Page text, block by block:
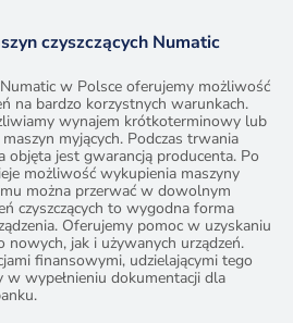
czyszczących Numatic
w Polsce oferujemy możliwość
na bardzo korzystnych warunkach.
wynajem krótkoterminowy lub
myjących. Podczas trwania
objęta jest gwarancją producenta. Po
możliwość wykupienia maszyny
można przerwać w dowolnym
czyszczących to wygodna forma
Oferujemy pomoc w uzyskaniu
nowych, jak i używanych urządzeń.
finansowymi, udzielającymi tego
w wypełnieniu dokumentacji dla